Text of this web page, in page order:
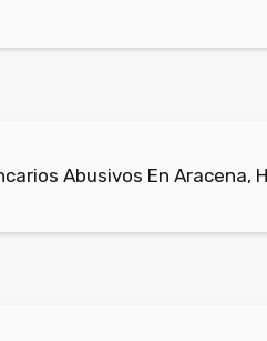
Abusivos En Aracena,